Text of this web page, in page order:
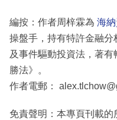
編按：作者周梓霖為 海
操盤手，持有特許金融
及事件驅動投資法，著
勝法》。
作者電郵：
免責聲明：本專頁刊載